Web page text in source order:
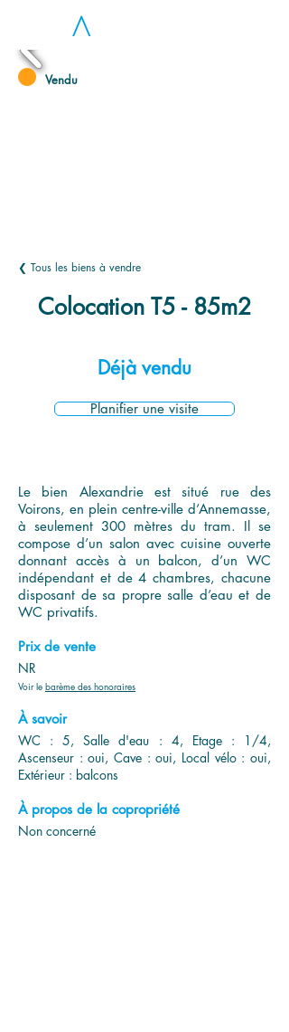
A
Vendu
Colocation T5 - 85m2
❮ Tous les biens à vendre
Déjà vendu
Planifier une visite
Le bien Alexandrie est situé rue des
Voirons, en plein centre-ville d’Annemasse,
à seulement 300 mètres du tram. Il se
compose d’un salon avec cuisine ouverte
donnant accès à un balcon, d’un WC
indépendant et de 4 chambres, chacune
disposant de sa propre salle d’eau et de
WC privatifs.
Prix de vente
NR
Voir le barème des honoraires
À savoir
WC : 5, Salle d'eau : 4, Etage : 1/4,
Ascenseur : oui, Cave : oui, Local vélo : oui,
Extérieur : balcons
À propos de la copropriété
Non concerné